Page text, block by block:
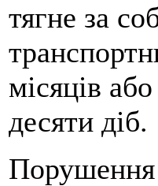
тягне за
місяців
десяти діб.
Порушення